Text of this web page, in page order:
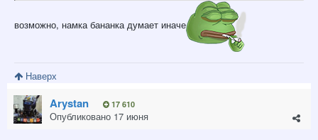
возможно, намка бананка думает иначе
Наверх
Arystan 17 610
Опубликовано 17 июня